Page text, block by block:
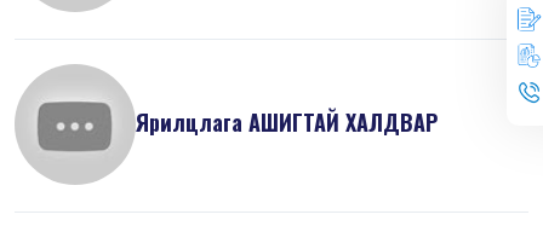
Ярилцлага АШИГТАЙ ХАЛДВАР